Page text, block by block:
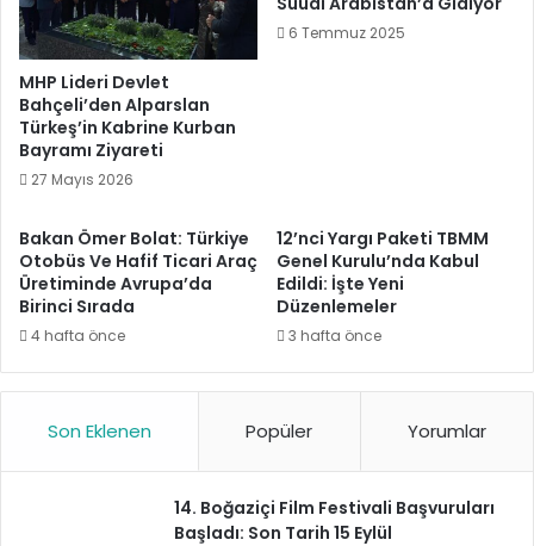
MHP Lideri Devlet
Bahçeli’den Alparslan
Türkeş’in Kabrine Kurban
Bayramı Ziyareti
27 Mayıs 2026
6 Temmuz 2025
Bakan Ömer Bolat: Türkiye
Otobüs Ve Hafif Ticari Araç
Üretiminde Avrupa’da
Birinci Sırada
4 hafta önce
12’nci Yargı Paketi TBMM
Genel Kurulu’nda Kabul
Edildi: İşte Yeni
Düzenlemeler
3 hafta önce
Son Eklenen Popüler Yorumlar
14. Boğaziçi Film Festivali Başvuruları
Başladı: Son Tarih 15 Eylül